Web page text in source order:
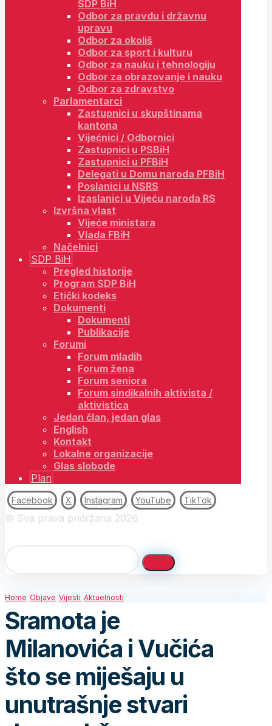
SDP BiH
Odbor za pravdu i državnu
upravu
Odbor za okoliš
Odbor za sport i kulturu
Odbor za nauku i tehnologiju
Odbor za obrazovanje i nauku
Odbor za zdravstvo
Parlamentarci
Zastupnici u skupštinama
kantona
Vijećnici / Odbornici
Zastupnici u PSBiH
Zastupnici u PFBiH
Delegati u Domu naroda PFBiH
Poslanici u NSRS
Izaslanici u Vijeću naroda RS
Izvršna vlast
Vijeće ministara
Vlada FBiH
Načelnici
SDP BiH
Pregled historije
Program SDP BiH
Etički kodeks
Dokumenti
Dokumenti
Publikacije
Forumi
Forum mladih
Forum žena
Forum seniora
Forum sindikalnih aktivista /
aktivistica
Jedan član, jedan glas
English
Kontakt
Lokalne organizacije
Glas slobode
Plan
Facebook X Instagram YouTube TikTok
© Sva prava pridržana 2026
Home Objave Vijesti Aktuelnosti
Sramota je
Milanovića i Vučića
što se miješaju u
unutrašnje stvari